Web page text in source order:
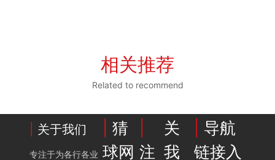
相关推荐
Related to recommend
关于我们
专注于为各行各业
猜
球网
关
注我
导航
链接入